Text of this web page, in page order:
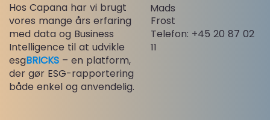
Hos Capana har vi brugt
vores mange års erfaring
med data og Business
Intelligence til at udvikle
esgBRICKS– en platform,
der gør ESG-rapportering
både enkel og anvendelig.
Mads
Frost
Telefon: +45 20 87 02
11